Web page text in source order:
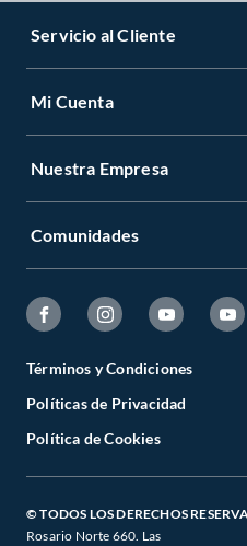
Servicio al Cliente
Mi Cuenta
Nuestra Empresa
Comunidades
Términos y Condiciones
Políticas de Privacidad
Política de Cookies
© TODOS LOS DERECHOS
Rosario Norte 660. Las